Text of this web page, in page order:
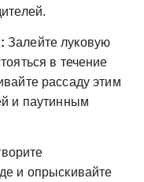
Залейте луковую
в течение
рассаду этим
и паутинным
и опрыскивайте